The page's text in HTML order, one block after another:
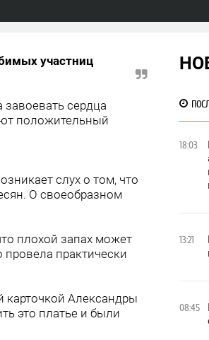
участниц
сердца
положительный
слух о том, что
О своеобразном
плохой запах может
практически
карточкой Александры
это платье и были
18:03
13:21
08:45